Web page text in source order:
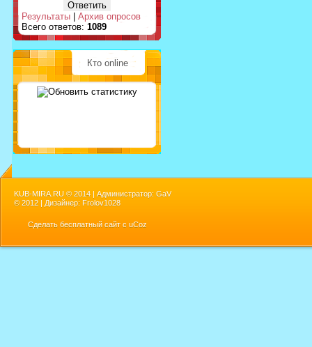
Результаты
Архив опросов
Всего ответов: 1089
Кто online
KUB-MIRA.RU © 2014 | Администратор: GaV
© 2012 | Дизайнер: Frolov1028
Сделать бесплатный сайт с uCoz